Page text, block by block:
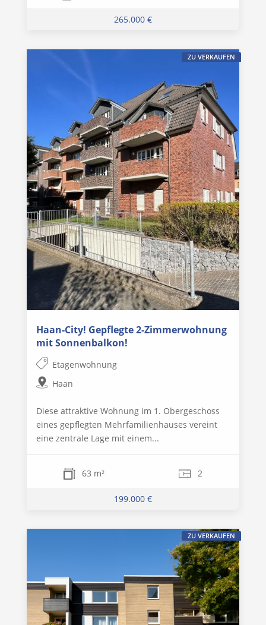
265.000 €
Haan-City! Gepflegte 2-Zimmerwohnung
mit Sonnenbalkon!
Etagenwohnung
Haan
Diese attraktive Wohnung im 1. Obergeschoss
eines gepflegten Mehrfamilienhauses vereint
eine zentrale Lage mit einem...
63 m² 2
199.000 €
ZU VERKAUFEN
ZU VERKAUFEN